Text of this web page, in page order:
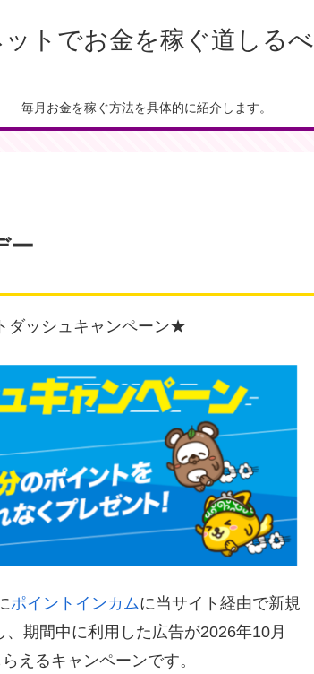
ットでお金を稼ぐ道しるべ
毎月お金を稼ぐ方法を具体的に紹介します。
ー
ダッシュキャンペーン★
ポイントインカムに当サイト経由で新規
期間中に利用した広告が2026年10月
えるキャンペーンです。